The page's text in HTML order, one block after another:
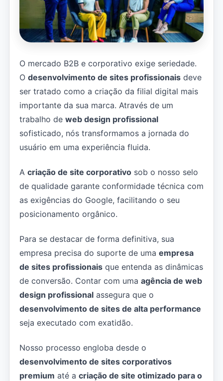
O mercado B2B e corporativo exige seriedade.
O desenvolvimento de sites profissionais deve
ser tratado como a criação da filial digital mais
importante da sua marca. Através de um
trabalho de web design profissional
sofisticado, nós transformamos a jornada do
usuário em uma experiência fluida.
A criação de site corporativo sob o nosso selo
de qualidade garante conformidade técnica com
as exigências do Google, facilitando o seu
posicionamento orgânico.
Para se destacar de forma definitiva, sua
empresa precisa do suporte de uma empresa
de sites profissionais que entenda as dinâmicas
de conversão. Contar com uma agência de web
design profissional assegura que o
desenvolvimento de sites de alta performance
seja executado com exatidão.
Nosso processo engloba desde o
desenvolvimento de sites corporativos
premium até a criação de site otimizado para o